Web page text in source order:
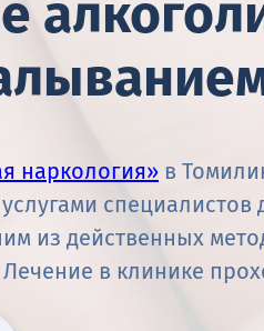
наркология» в
из действенных
в клинике